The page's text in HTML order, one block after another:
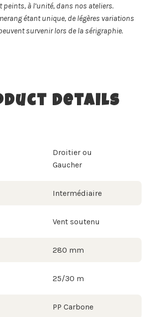
peints, à l’unité, dans nos ateliers.
étant unique, de légères variations
survenir lors de la sérigraphie.
Details
Droitier ou
Gaucher
Intermédiaire
Vent soutenu
280 mm
25/30 m
PP Carbone